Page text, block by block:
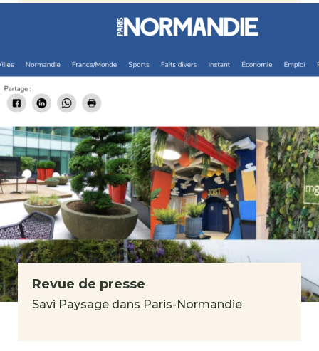
Revue de presse
Savi Paysage dans Paris-Normandie